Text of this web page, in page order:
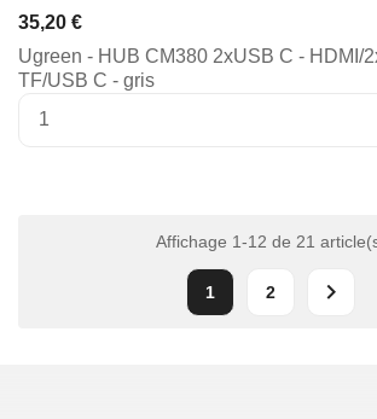
35,20 €
Ugreen - HUB CM380 2xUSB C - HDMI/
TF/USB C - gris
Affichage 1-12 de 21
1 2 